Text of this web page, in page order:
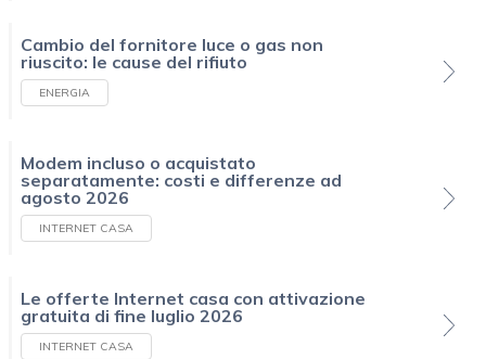
Cambio del fornitore luce o gas non
riuscito: le cause del rifiuto
ENERGIA
Modem incluso o acquistato
separatamente: costi e differenze ad
agosto 2026
INTERNET CASA
Le offerte Internet casa con attivazione
gratuita di fine luglio 2026
INTERNET CASA